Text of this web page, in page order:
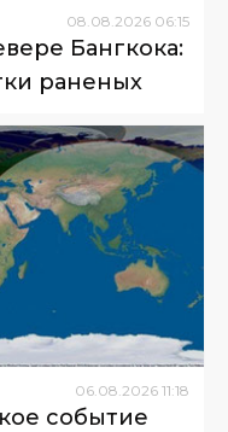
08.08.2026 06:15
Бангкока:
раненых
06.08.2026 11:18
событие